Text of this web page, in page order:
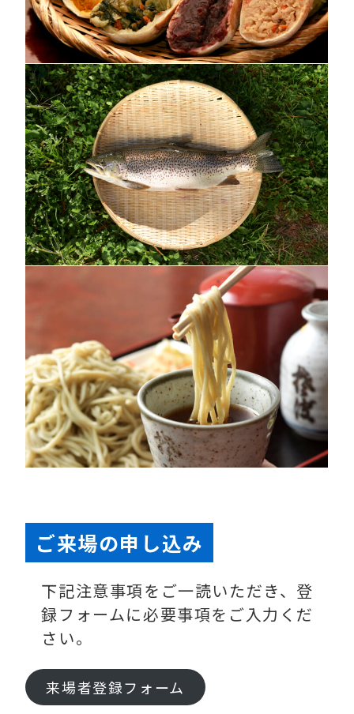
ご来場の申し込み
下記注意事項をご一読いただき、登
録フォームに必要事項をご入力くだ
さい。
来場者登録フォーム